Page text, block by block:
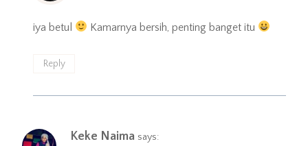
iya betul Kamarnya bersih, penting banget itu
Reply
Keke Naima says: